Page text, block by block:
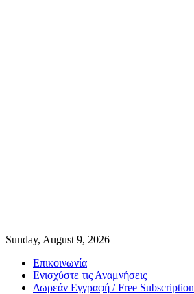
Sunday, August 9, 2026
Επικοινωνία
Ενισχύστε τις Αναμνήσεις
Δωρεάν Εγγραφή / Free Subscription